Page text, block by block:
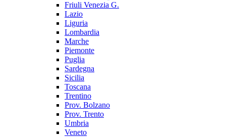
Friuli Venezia G.
Lazio
Liguria
Lombardia
Marche
Piemonte
Puglia
Sardegna
Sicilia
Toscana
Trentino
Prov. Bolzano
Prov. Trento
Umbria
Veneto